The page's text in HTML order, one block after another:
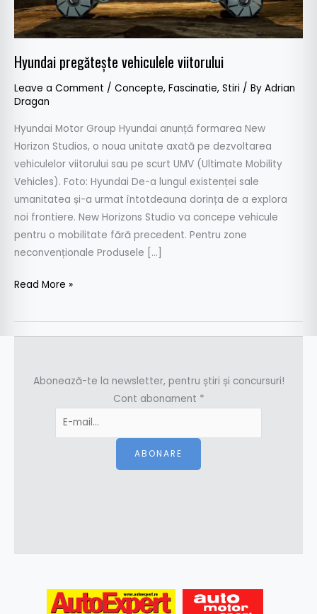
Hyundai pregătește vehiculele viitorului
Leave a Comment / Concepte, Fascinatie, Stiri / By Adrian
Dragan
Hyundai Motor Group Hyundai anunță formarea New
Horizon Studios, o noua unitate axată pe dezvoltarea
vehiculelor viitorului sau pe scurt UMV (Ultimate Mobility
Vehicles). Foto: Hyundai De-a lungul existenței sale
umanitatea și-a urmat întotdeauna dorința de a explora
noi frontiere. New Horizons Studio va concepe vehicule
pentru o mobilitate fără precedent. Pentru zone
neconvenționale Produsele […]
Read More »
Abonează-te la newsletter, pentru știri și concursuri!
Cont abonament *
ABONARE